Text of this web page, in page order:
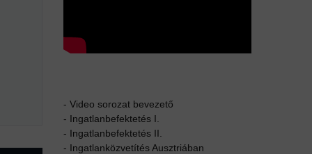
- Video sorozat bevezető
- Ingatlanbefektetés I.
- Ingatlanbefektetés II.
- Ingatlanközvetítés Ausztriában